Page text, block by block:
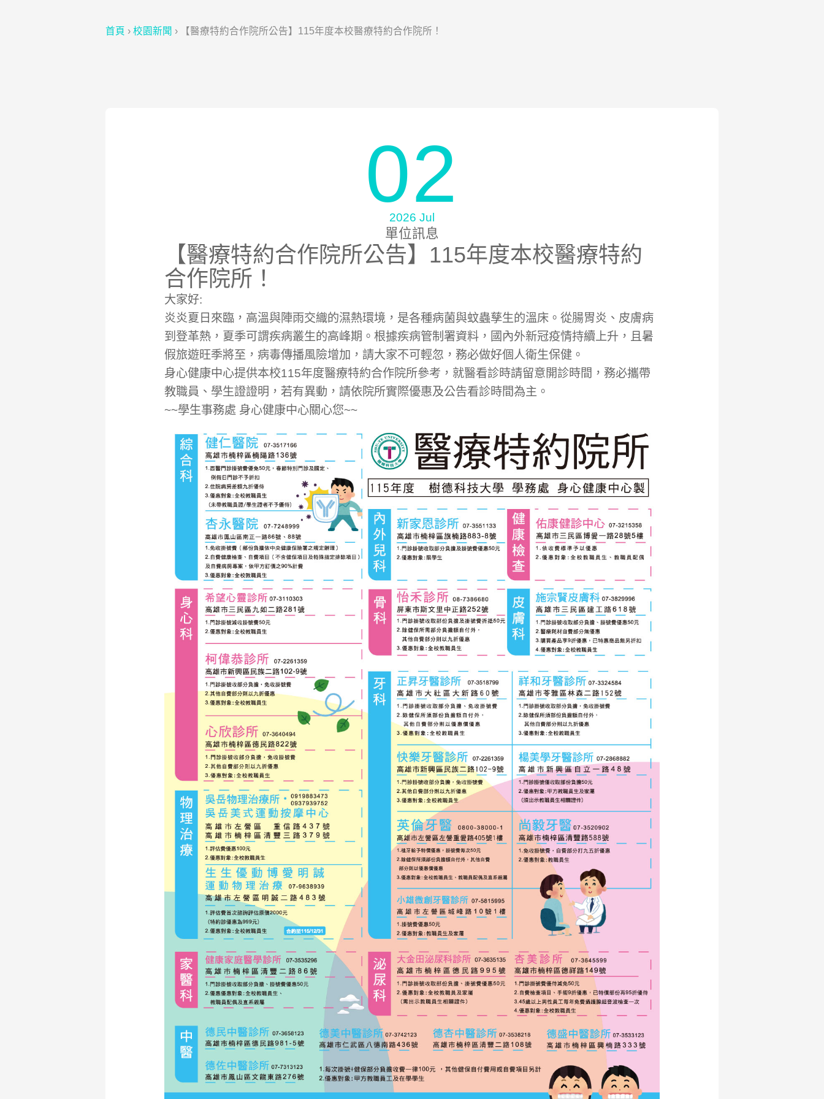
首頁 › 校園新聞 › 【醫療特約合作院所公告】115年度本校醫療特約合作院所！
02
2026 Jul
單位訊息
【醫療特約合作院所公告】115年度本校醫療特約
合作院所！
大家好:
炎炎夏日來臨，高溫與陣雨交織的濕熱環境，是各種病菌與蚊蟲孳生的溫床。從腸胃炎、皮膚病
到登革熱，夏季可謂疾病叢生的高峰期。根據疾病管制署資料，國內外新冠疫情持續上升，且暑
假旅遊旺季將至，病毒傳播風險增加，請大家不可輕忽，務必做好個人衛生保健。
身心健康中心提供本校115年度醫療特約合作院所參考，就醫看診時請留意開診時間，務必攜帶
教職員、學生證證明，若有異動，請依院所實際優惠及公告看診時間為主。
~~學生事務處 身心健康中心關心您~~